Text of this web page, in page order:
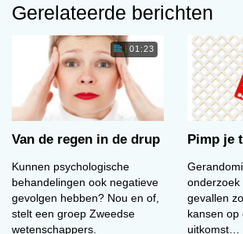
van een placebo, een
wilden nagaan in hoeverre
van een therapie door sterk en
bewijs worden ondersteund.
effecten statistisch significant,
grade- grade-criteria, een strenge
uitkomsten te wegen?
Van de 1567 interventies die in de
werden besproken, werd in slechts
Gerelateerde berichten
01:23
Van de regen in de drup
Kunnen psychologische
behandelingen ook negatieve
gevolgen hebben? Nou en of,
stelt een groep Zweedse
wetenschappers.
Pimp je
onderzoek
gevallen
kansen op
uitkomst…